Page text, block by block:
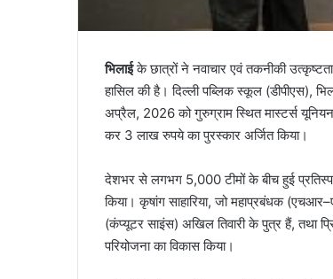
भिलाईके छात्रों ने नवाचार एवं तकनीकी
हासिल की है। दिल्ली पब्लिक स्कूल (डीपीएस),
अप्रैल, 2026 को गुरुग्राम स्थित मास्टर्स
कर 3 लाख रुपये का पुरस्कार अर्जित किया।
देशभर से लगभग 5,000 टीमों के बीच हुई
किया। कृषांग साहारिया, जो महाप्रबंधक
(कंप्यूटर साइंस) अखिल तिवारी के पुत्र हैं, तथा
परियोजना का विकास किया।